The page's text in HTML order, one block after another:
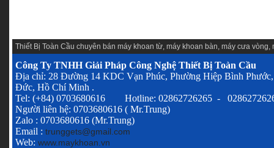
Thiết Bị Toàn Cầu chuyên bán máy khoan từ, máy khoan bàn, máy cưa vòng,
Công Ty TNHH Giải Pháp Công Nghệ Thiết Bị Toàn Cầu
Địa chỉ: 28 Đường 14 KDC Vạn Phúc, Phường Hiệp Bình
Đức, Hồ Chí Minh .
Tel: (+84) 0703680616 Hotline: 02862726265 -
Người liên hệ: 0703680616 ( Mr.Trung)
Zalo : 0703680616 (Mr.Trung)
Email : trunggets@gmail.com
Web: www.maykhoan.vn